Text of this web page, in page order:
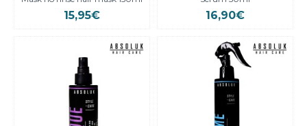
15,95€ 16,90€